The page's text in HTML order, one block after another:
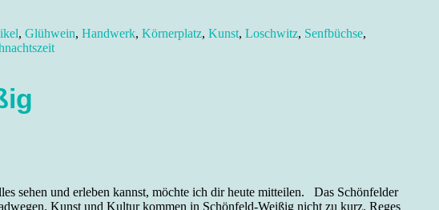
, Glühwein, Handwerk, Körnerplatz, Kunst, Loschwitz, Senfbüchse,
sehen und erleben kannst, möchte ich dir heute mitteilen. Das Schönfelder
Kunst und Kultur kommen in Schönfeld-Weißig nicht zu kurz. Reges